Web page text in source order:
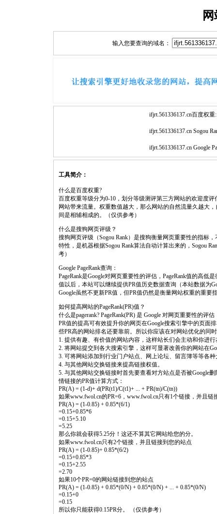
输入您要查询的域名：
ifjrt.561336137.cn百度权重:
ifjrt.561336137.cn Sogou
ifjrt.561336137.cn Google
工具简介：
什么是百度权重?
百度权重等级分为0-10，划分等级测评第三方网站的欢迎度
网站带来流量。权重数值越大，那么网站的自然流量久越大
间是相辅相成的。（仅供参考）
什么是搜狗网页评级？
搜狗网页评级（Sogou Rank）是搜狗衡量网页重要性的指标
特性，是机器根据Sogou Rank算法自动计算出来的，Sogou
考）
Google PageRank查询：
PageRank是Google对网页重要性的评估，PageRank值的高
值以后，本站可以继续提供PR值历史数据查询（本站数据为
Google虽然不更新PR值，但PR值仍然是衡量网站权重的重要
如何提高网站的PageRank(PR)值？
什么是pagerank? PageRank(PR) 是 Google 对网页重要性的评估
PR值的提高可有效提升你的网页在Google搜索引擎中的页面
些PR高的网站排名还要靠前。所以你应该在对网站优化的同
1. 提供有趣、有价值的网站内容，这样站长们会主动和你进
2. 将网站提交到各大搜索引擎，这样可显著改善你的网站在
3. 可将网站添加到行业门户站点、网上论坛、留言簿等等各
4. 与其他网站交换链接来提高链接权值。
5. 与其他网站交换链接时首先要查看对方站点是否被Google
情链接的PR值计算方式：
PR(A) = (1-d)+ d(PR(t1)/C(t1)+ ... + PR(tn)/C(tn))
如果www.fwol.cn的PR=6，www.fwol.cn只有1个链接，并且链
PR(A) = (1-0.85) + 0.85*(6/1)
=0.15+0.85*6
=0.15+5.10
=5.25
那么你就会获得5.25分！这还不算其它网站给您的分。
如果www.fwol.cn只有2个链接，并且链接到您的站点
PR(A) = (1-0.85)+ 0.85*(6/2)
=0.15+0.85*3
=0.15+2.55
=2.70
如果10个PR=0的网站链接到您的站点
PR(A) = (1-0.85) + 0.85*(0/N) + 0.85*(0/N) + ... + 0.85*(0/N)
=0.15+0
=0.15
所以你只能获得0.15PR分。 （仅供参考）